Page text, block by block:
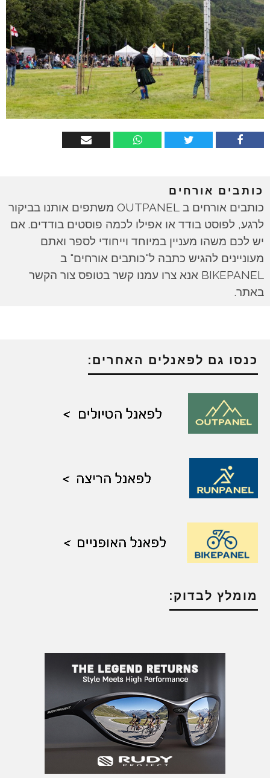
כותבים אורחים
כותבים אורחים ב OUTPANEL משתפים אותנו בביקור
לרגע, לפוסט בודד או אפילו לכמה פוסטים בודדים. אם
יש לכם משהו מעניין במיוחד וייחודי לספר ואתם
מעוניינים להגיש כתבה ל"כותבים אורחים" ב
BIKEPANEL אנא צרו עמנו קשר בטופס צור הקשר
באתר.
כנסו גם לפאנלים האחרים:
מומלץ לבדוק: